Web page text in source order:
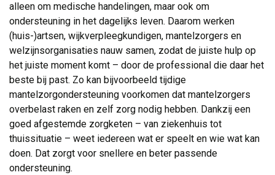
alleen om medische handelingen, maar ook om
ondersteuning in het dagelijks leven. Daarom werken
(huis-)artsen, wijkverpleegkundigen, mantelzorgers en
welzijnsorganisaties nauw samen, zodat de juiste hulp op
het juiste moment komt – door de professional die daar het
beste bij past. Zo kan bijvoorbeeld tijdige
mantelzorgondersteuning voorkomen dat mantelzorgers
overbelast raken en zelf zorg nodig hebben. Dankzij een
goed afgestemde zorgketen – van ziekenhuis tot
thuissituatie – weet iedereen wat er speelt en wie wat kan
doen. Dat zorgt voor snellere en beter passende
ondersteuning.